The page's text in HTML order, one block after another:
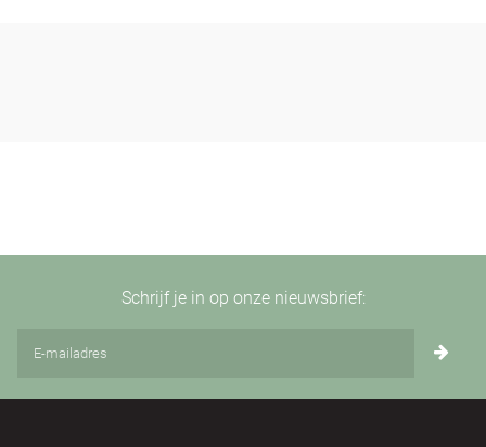
Schrijf je in op onze nieuwsbrief: